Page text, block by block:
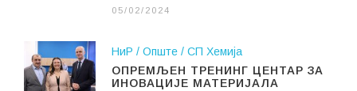
05/02/2024
НиР Опште
СП Хемија
ОПРЕМЉЕН ТРЕНИНГ ЦЕНТАР ЗА
ИНОВАЦИЈЕ МАТЕРИЈАЛА